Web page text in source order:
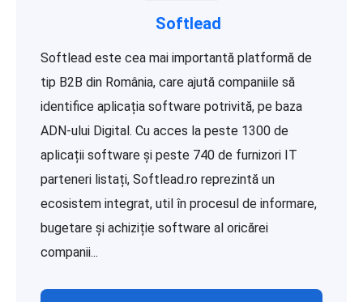
Softlead
Softlead este cea mai importantă platformă de
tip B2B din România, care ajută companiile să
identifice aplicația software potrivită, pe baza
ADN-ului Digital. Cu acces la peste 1300 de
aplicații software și peste 740 de furnizori IT
parteneri listați, Softlead.ro reprezintă un
ecosistem integrat, util în procesul de informare,
bugetare și achiziție software al oricărei
companii...